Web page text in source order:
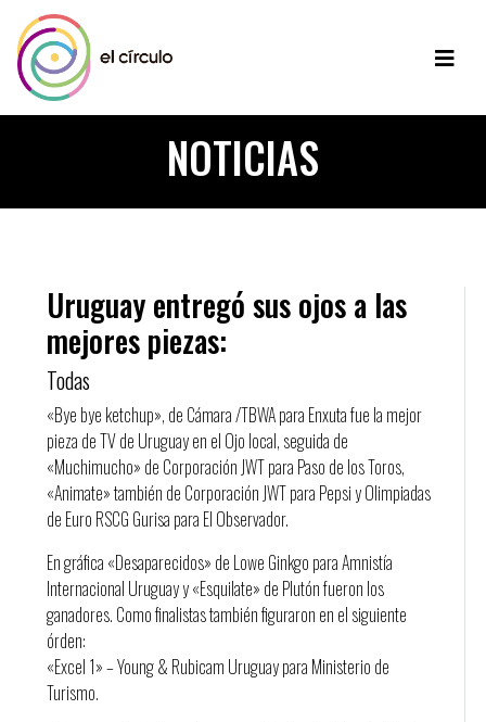
NOTICIAS
Uruguay entregó sus ojos a las
mejores piezas:
Todas
«Bye bye ketchup», de Cámara /TBWA para Enxuta fue la mejor
pieza de TV de Uruguay en el Ojo local, seguida de
«Muchimucho» de Corporación JWT para Paso de los Toros,
«Animate» también de Corporación JWT para Pepsi y Olimpiadas
de Euro RSCG Gurisa para El Observador.
En gráfica «Desaparecidos» de Lowe Ginkgo para Amnistía
Internacional Uruguay y «Esquilate» de Plutón fueron los
ganadores. Como finalistas también figuraron en el siguiente
órden:
«Excel 1» – Young & Rubicam Uruguay para Ministerio de
Turismo.